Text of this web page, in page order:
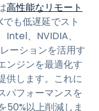
高性能なリモート
も低遅延でスト
、NVIDIA、
ーションを活用す
ンジンを最適化す
供します。これに
パフォーマンスを
50%以上削減しま